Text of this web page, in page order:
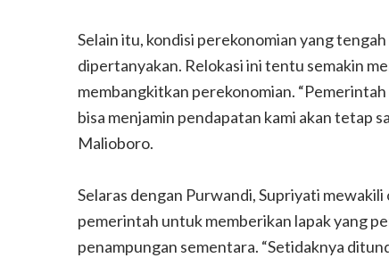
Selain itu, kondisi perekonomian yang
dipertanyakan. Relokasi ini tentu semakin
membangkitkan perekonomian.
bisa menjamin pendapatan kami akan tetap
Malioboro.
Selaras dengan Purwandi, Supriyati
pemerintah untuk memberikan lapak yang
penampungan sementara. “Setidaknya